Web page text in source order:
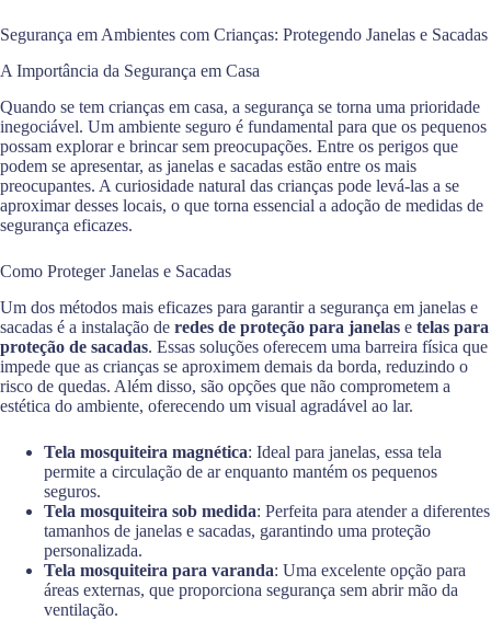
Segurança em Ambientes com Crianças: Protegendo Janelas e Sacadas
A Importância da Segurança em Casa
Quando se tem crianças em casa, a segurança se torna uma prioridade
inegociável. Um ambiente seguro é fundamental para que os pequenos
possam explorar e brincar sem preocupações. Entre os perigos que
podem se apresentar, as janelas e sacadas estão entre os mais
preocupantes. A curiosidade natural das crianças pode levá-las a se
aproximar desses locais, o que torna essencial a adoção de medidas de
segurança eficazes.
Como Proteger Janelas e Sacadas
Um dos métodos mais eficazes para garantir a segurança em janelas e
sacadas é a instalação de redes de proteção para janelas e telas para
proteção de sacadas. Essas soluções oferecem uma barreira física que
impede que as crianças se aproximem demais da borda, reduzindo o
risco de quedas. Além disso, são opções que não comprometem a
estética do ambiente, oferecendo um visual agradável ao lar.
Tela mosquiteira magnética: Ideal para janelas, essa tela
permite a circulação de ar enquanto mantém os pequenos
seguros.
Tela mosquiteira sob medida: Perfeita para atender a diferentes
tamanhos de janelas e sacadas, garantindo uma proteção
personalizada.
Tela mosquiteira para varanda: Uma excelente opção para
áreas externas, que proporciona segurança sem abrir mão da
ventilação.